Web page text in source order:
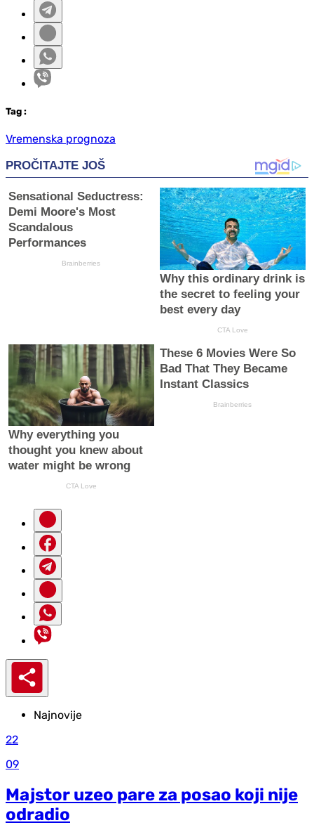
Tag :
Vremenska prognoza
Najnovije
22
09
Majstor uzeo pare za posao koji nije
odradio